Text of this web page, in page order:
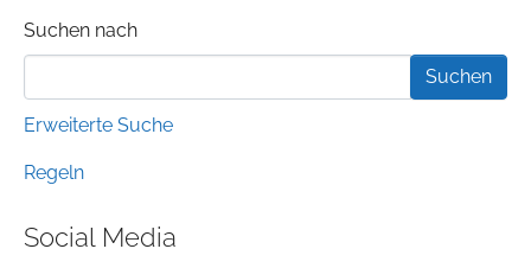
Suchformular
Suchen nach
Erweiterte Suche
Regeln
Social Media